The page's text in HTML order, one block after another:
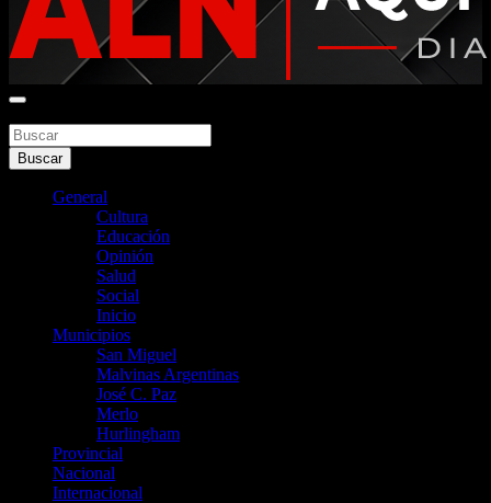
Aquí La Noticia
Buscar
General
Cultura
Educación
Opinión
Salud
Social
Inicio
Municipios
San Miguel
Malvinas Argentinas
José C. Paz
Merlo
Hurlingham
Provincial
Nacional
Internacional